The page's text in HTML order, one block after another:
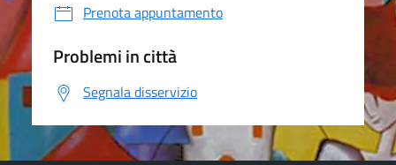
Prenota appuntamento
Problemi in città
Segnala disservizio